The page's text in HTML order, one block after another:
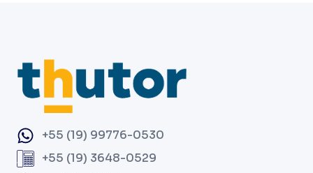
+55 (19) 99776-0530
+55 (19) 3648-0529